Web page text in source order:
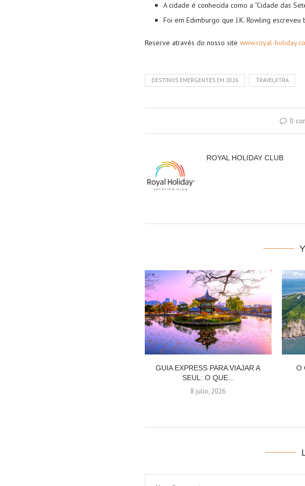
A cidade é conhecida como a “Cidade das
Foi em Edimburgo que J.K. Rowling
Reserve através do nosso site www.royal-
DESTINOS EMERGENTES EM 2026 TRAVELXTRA
0
ROYAL HOLIDAY CLUB
GUIA EXPRESS PARA VIAJAR A
SEUL: O QUE...
8 julio, 2026
O